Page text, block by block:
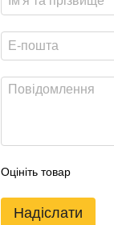
Оцініть товар
Надіслати